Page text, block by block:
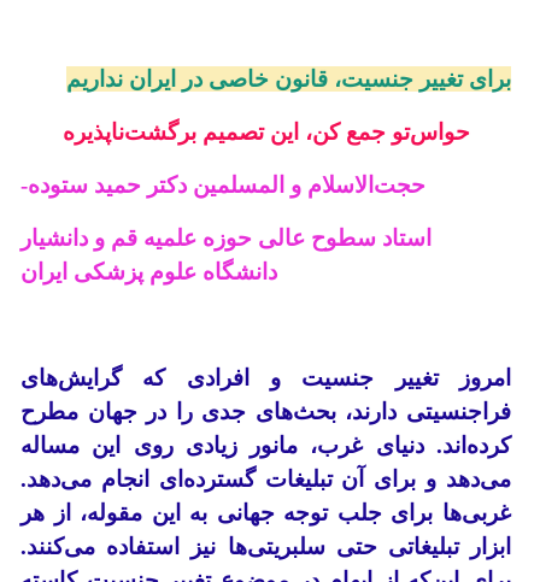
برای تغییر جنسیت، قانون خاصی در ایران نداریم
حواس‌تو جمع کن، این تصمیم برگشت‌ناپذیره
حجت‌الاسلام و المسلمین دکتر حمید ستوده-
استاد سطوح عالی حوزه علمیه قم و دانشیار
دانشگاه علوم پزشکی ایران
امروز تغییر جنسیت و افرادی که گرایش‌های
فراجنسیتی دارند، بحث‌های جدی را در جهان مطرح
کرده‌اند. دنیای غرب، مانور زیادی روی این مساله
می‌دهد و برای آن تبلیغات گسترده‌ای انجام می‌دهد.
غربی‌ها برای جلب توجه جهانی به این مقوله، از هر
ابزار تبلیغاتی حتی سلبریتی‌ها نیز استفاده می‌کنند.